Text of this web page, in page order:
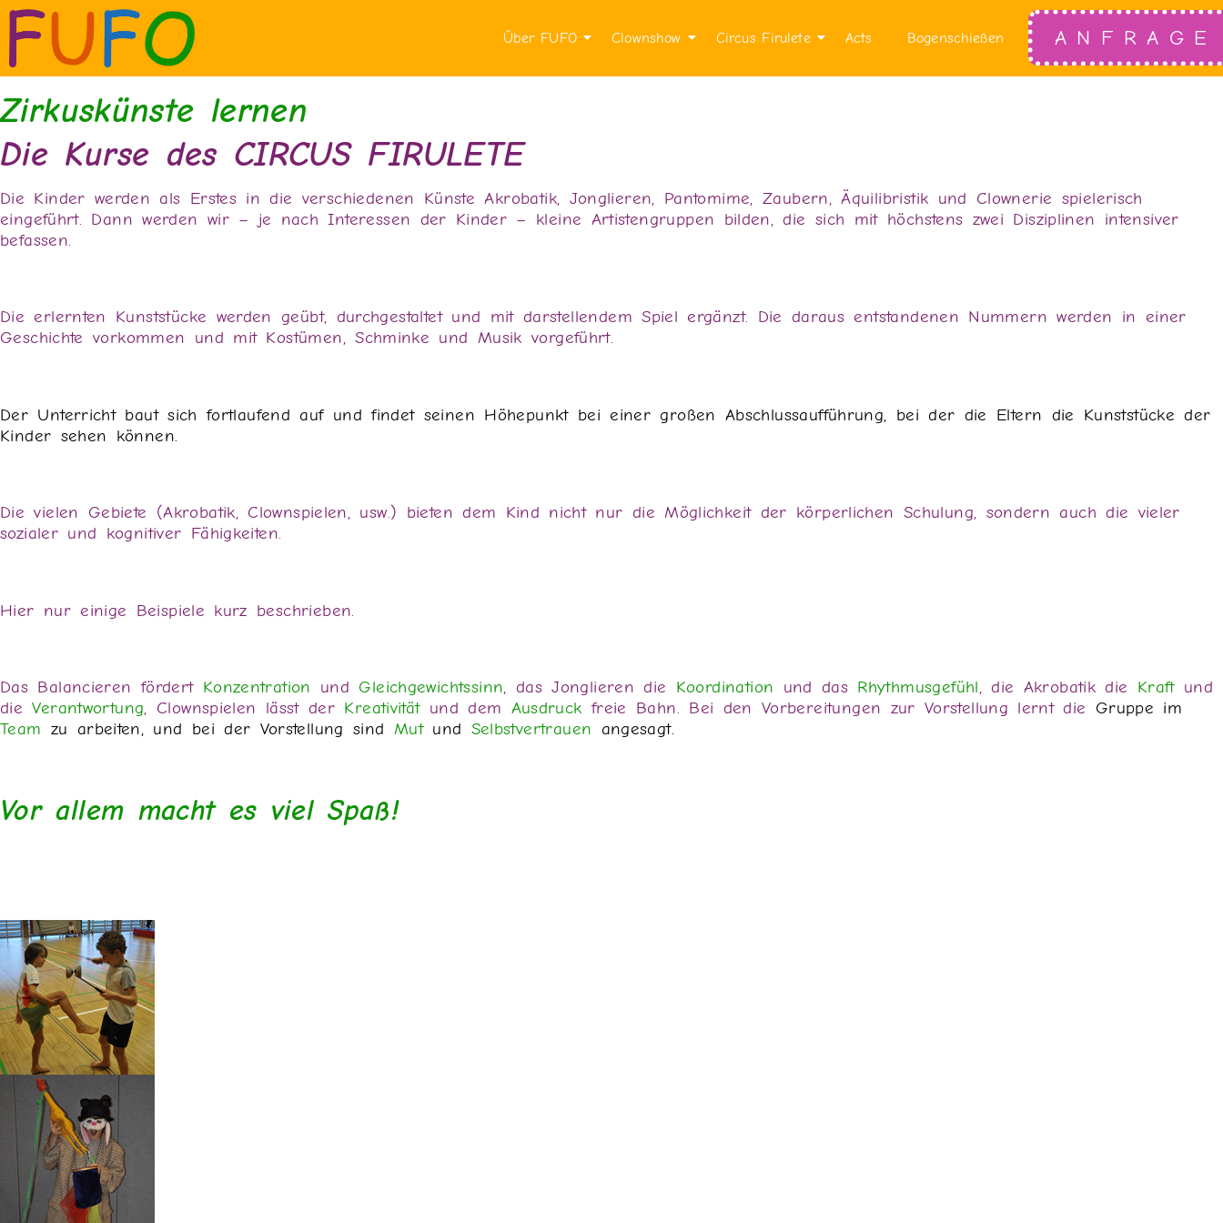
Über FUFO Clownshow Circus Firulete Acts Bogenschießen ANFRAGE
Zirkuskünste lernen
Die Kurse des CIRCUS FIRULETE
Die Kinder werden als Erstes in die verschiedenen Künste Akrobatik, Jonglieren, Pantomime, Zaubern, Äquilibristik und Clownerie spielerisch
eingeführt. Dann werden wir – je nach Interessen der Kinder – kleine Artistengruppen bilden, die sich mit höchstens zwei Disziplinen intensiver
befassen.
Die erlernten Kunststücke werden geübt, durchgestaltet und mit darstellendem Spiel ergänzt. Die daraus entstandenen Nummern werden in einer
Geschichte vorkommen und mit Kostümen, Schminke und Musik vorgeführt.
Der Unterricht baut sich fortlaufend auf und findet seinen Höhepunkt bei einer großen Abschlussaufführung, bei der die Eltern die Kunststücke der
Kinder sehen können.
Die vielen Gebiete (Akrobatik, Clownspielen, usw.) bieten dem Kind nicht nur die Möglichkeit der körperlichen Schulung, sondern auch die vieler
sozialer und kognitiver Fähigkeiten.
Hier nur einige Beispiele kurz beschrieben.
Das Balancieren fördert Konzentration und Gleichgewichtssinn, das Jonglieren die Koordination und das Rhythmusgefühl, die Akrobatik die Kraftund
dieVerantwortung, Clownspielen lässt der Kreativitätund dem Ausdruck freie Bahn. Bei den Vorbereitungen zur Vorstellung lernt die Gruppe im
Team zu arbeiten, und bei der Vorstellung sind Mutund Selbstvertrauen angesagt.
Vor allem macht es viel Spaß!